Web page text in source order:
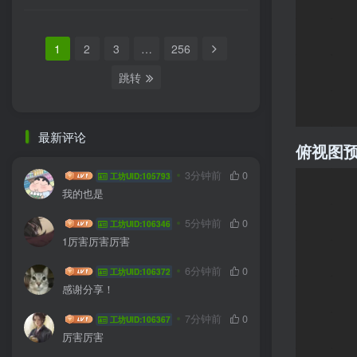
1 2 3 …
256
跳转
最新评论
wangyang001工坊UID:105793 3分钟前
0
我的也是
J1ev 工坊UID:106346 5分钟前
0
1厉害厉害厉害
Hanmo 工坊UID:106372 6分钟前
0
感谢分享！
六号 工坊UID:106367 7分钟前
0
厉害厉害
俯视图